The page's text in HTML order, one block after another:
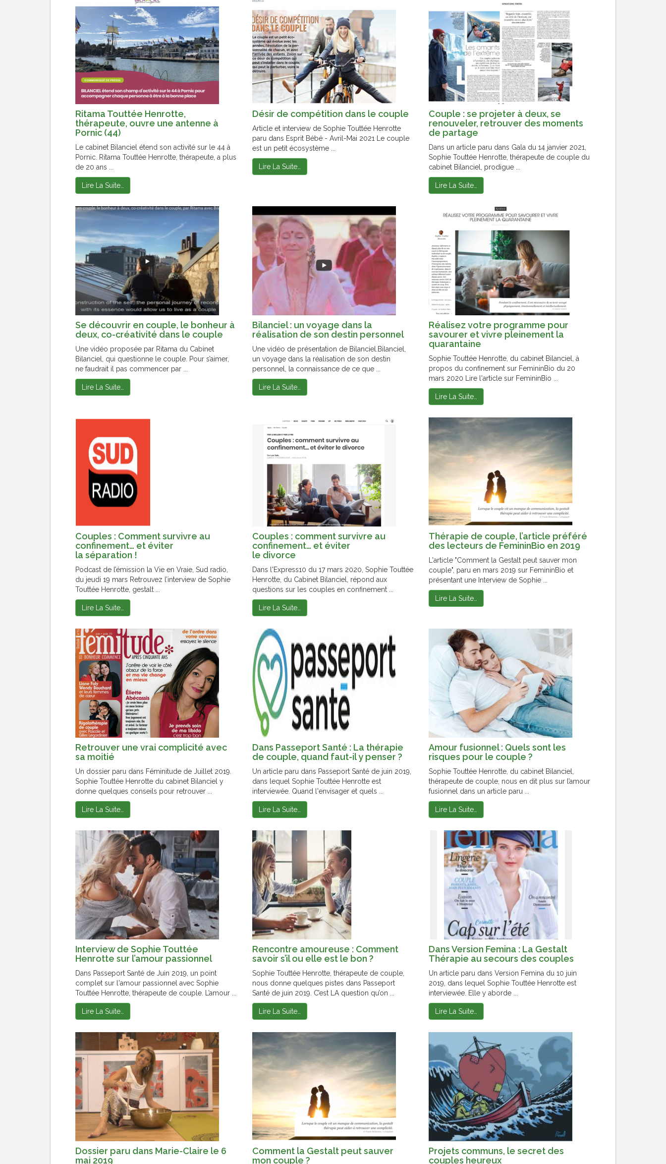
Ritama Touttée Henrotte,
thérapeute, ouvre une antenne à
Pornic (44)
Le cabinet Bilanciel étend son activité sur le 44 à
Pornic. Ritama Touttée Henrotte, thérapeute, a plus
de 20 ans ...
Lire La Suite…
Désir de compétition dans le couple
Article et interview de Sophie Touttée Henrotte
paru dans Esprit Bébé - Avril-Mai 2021​ Le couple
est un petit écosystème ...
Lire La Suite…
Couple : se projeter à deux, se
renouveler, retrouver des moments
de partage
Dans un article paru dans Gala du 14 janvier 2021,
Sophie Touttée Henrotte, thérapeute de couple du
cabinet Bilanciel, prodigue ...
Lire La Suite…
Se découvrir en couple, le bonheur à
deux, co-créativité dans le couple
Une vidéo proposée par Ritama du Cabinet
Bilanciel, qui questionne le couple. Pour s’aimer,
ne faudrait il pas commencer par ...
Lire La Suite…
Bilanciel : un voyage dans la
réalisation de son destin personnel
Une vidéo de présentation de Bilanciel.Bilanciel,
un voyage dans la réalisation de son destin
personnel, la connaissance de ce que ...
Lire La Suite…
Réalisez votre programme pour
savourer et vivre pleinement la
quarantaine
Sophie Touttée Henrotte, du cabinet Bilanciel, à
propos du confinement sur FemininBio du 20
mars 2020 Lire l'article sur FemininBio ...
Lire La Suite…
Couples : Comment survivre au
confinement… et éviter
la séparation !
Podcast de l’émission la Vie en Vraie, Sud radio,
du jeudi 19 mars Retrouvez l’interview de Sophie
Touttée Henrotte, gestalt ...
Lire La Suite…
Couples : comment survivre au
confinement… et éviter
le divorce
Dans l'Express10 du 17 mars 2020, Sophie Touttée
Henrotte, du Cabinet Bilanciel, répond aux
questions sur les couples en confinement ...
Lire La Suite…
Thérapie de couple, l’article préféré
des lecteurs de FemininBio en 2019
L'article "Comment la Gestalt peut sauver mon
couple", paru en mars 2019 sur FemininBio et
présentant une Interview de Sophie ...
Lire La Suite…
Retrouver une vrai complicité avec
sa moitié
Un dossier paru dans Féminitude de Juillet 2019.
Sophie Touttée Henrotte du cabinet Bilanciel y
donne quelques conseils pour retrouver ...
Lire La Suite…
Dans Passeport Santé : La thérapie
de couple, quand faut-il y penser ?
Un article paru dans Passeport Santé de juin 2019,
dans lequel Sophie Touttée Henrotte est
interviewée. Quand l'envisager et quels ...
Lire La Suite…
Amour fusionnel : Quels sont les
risques pour le couple ?
Sophie Touttée Henrotte, du cabinet Bilanciel,
thérapeute de couple, nous en dit plus sur l’amour
fusionnel dans un article paru ...
Lire La Suite…
Interview de Sophie Touttée
Henrotte sur l’amour passionnel
Dans Passeport Santé de Juin 2019, un point
complet sur l'amour passionnel avec Sophie
Touttée Henrotte, thérapeute de couple. L’amour ...
Lire La Suite…
Rencontre amoureuse : Comment
savoir s’il ou elle est le bon ?
Sophie Touttée Henrotte, thérapeute de couple,
nous donne quelques pistes dans Passeport
Santé de juin 2019. C’est LA question qu’on ...
Lire La Suite…
Dans Version Femina : La Gestalt
Thérapie au secours des couples
Un article paru dans Version Femina du 10 juin
2019, dans lequel Sophie Touttée Henrotte est
interviewée. Elle y aborde ...
Lire La Suite…
Dossier paru dans Marie-Claire le 6
mai 2019
Comment la Gestalt peut sauver
mon couple ?
Projets communs, le secret des
couples heureux